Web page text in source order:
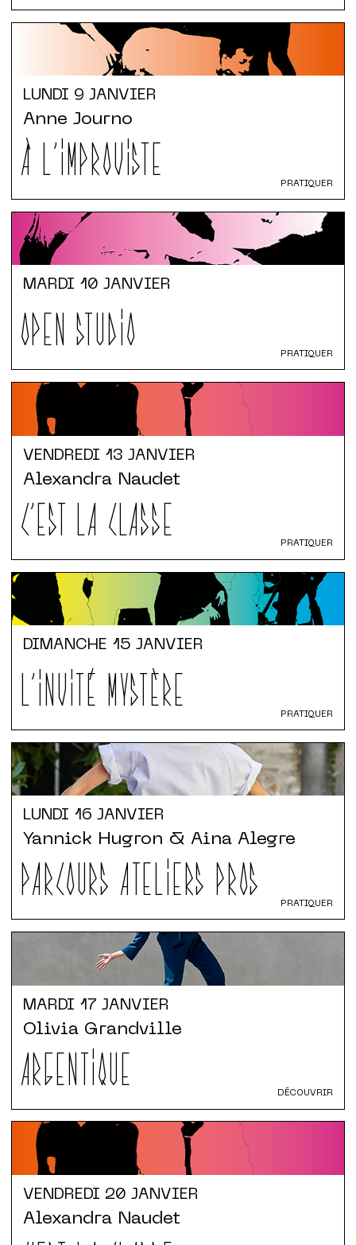
LUNDI 9 JANVIER
À L'IMPROVISTE
Anne Journo
PRATIQUER
MARDI 10 JANVIER
OPEN STUDIO PRATIQUER
VENDREDI 13 JANVIER
C'EST LA CLASSE
Alexandra Naudet
PRATIQUER
DIMANCHE 15 JANVIER
L'INVITÉ MYSTÈRE PRATIQUER
LUNDI 16 JANVIER
PARCOURS ATELIERS PROS
Yannick Hugron & Aina Alegre
PRATIQUER
MARDI 17 JANVIER
ARGENTIQUE
Olivia Grandville
DÉCOUVRIR
VENDREDI 20 JANVIER
Alexandra Naudet